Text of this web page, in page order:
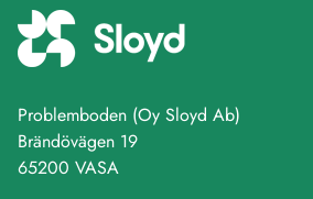
Problemboden (Oy Sloyd Ab)
Brändövägen 19
65200 VASA